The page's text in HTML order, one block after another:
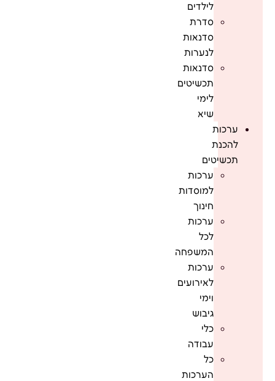
לילדים
סדרת
סדנאות
לנערות
סדנאות
תכשיטים
לימי
שיא
ערכות
להכנת
תכשיטים
ערכות
למוסדות
חינוך
ערכות
לכל
המשפחה
ערכות
לאירועים
וימי
גיבוש
כלי
עבודה
כל
הערכות